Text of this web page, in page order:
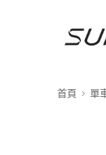
首頁 單